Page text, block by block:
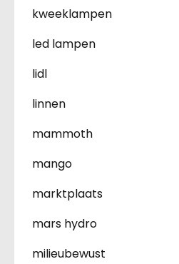
kweeklampen
led lampen
lidl
linnen
mammoth
mango
marktplaats
mars hydro
milieubewust